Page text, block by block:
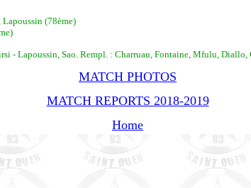
Lapoussin (78ème)
- Lapoussin, Sao. Rempl. : Charruau, Fontaine, Mfulu, Diallo,
MATCH PHOTOS
MATCH REPORTS 2018-2019
Home